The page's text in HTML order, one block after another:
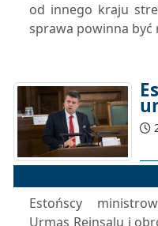
od innego kraju
sprawa powinna być
Estońscy
Urmas Reinsalu i